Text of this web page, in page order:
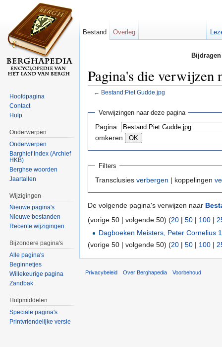
Pagina's die verwijzen
← Bestand:Piet Gudde.jpg
Verwijzingen naar deze pagina
Pagina:
omkeren
Filters
Transclusies verbergen | koppelingen
De volgende pagina's verwijzen naar
(vorige 50 | volgende 50) (20 | 50 | 100 |
Dagboeken Meisters, Peter Cornelius
(vorige 50 | volgende 50) (20 | 50 | 100 |
Bestand Overleg
Hoofdpagina
Contact
Hulp
Onderwerpen
Onderwerpen
Barghief Index (Archief
HKB)
Berghse woorden
Jaartallen
Wijzigingen
Nieuwe pagina's
Nieuwe bestanden
Recente wijzigingen
Bijzondere pagina's
Alle pagina's
Beginnetjes
Willekeurige pagina
Zandbak
Hulpmiddelen
Speciale pagina's
Printvriendelijke versie
Privacybeleid Over Berghapedia Voorbehoud